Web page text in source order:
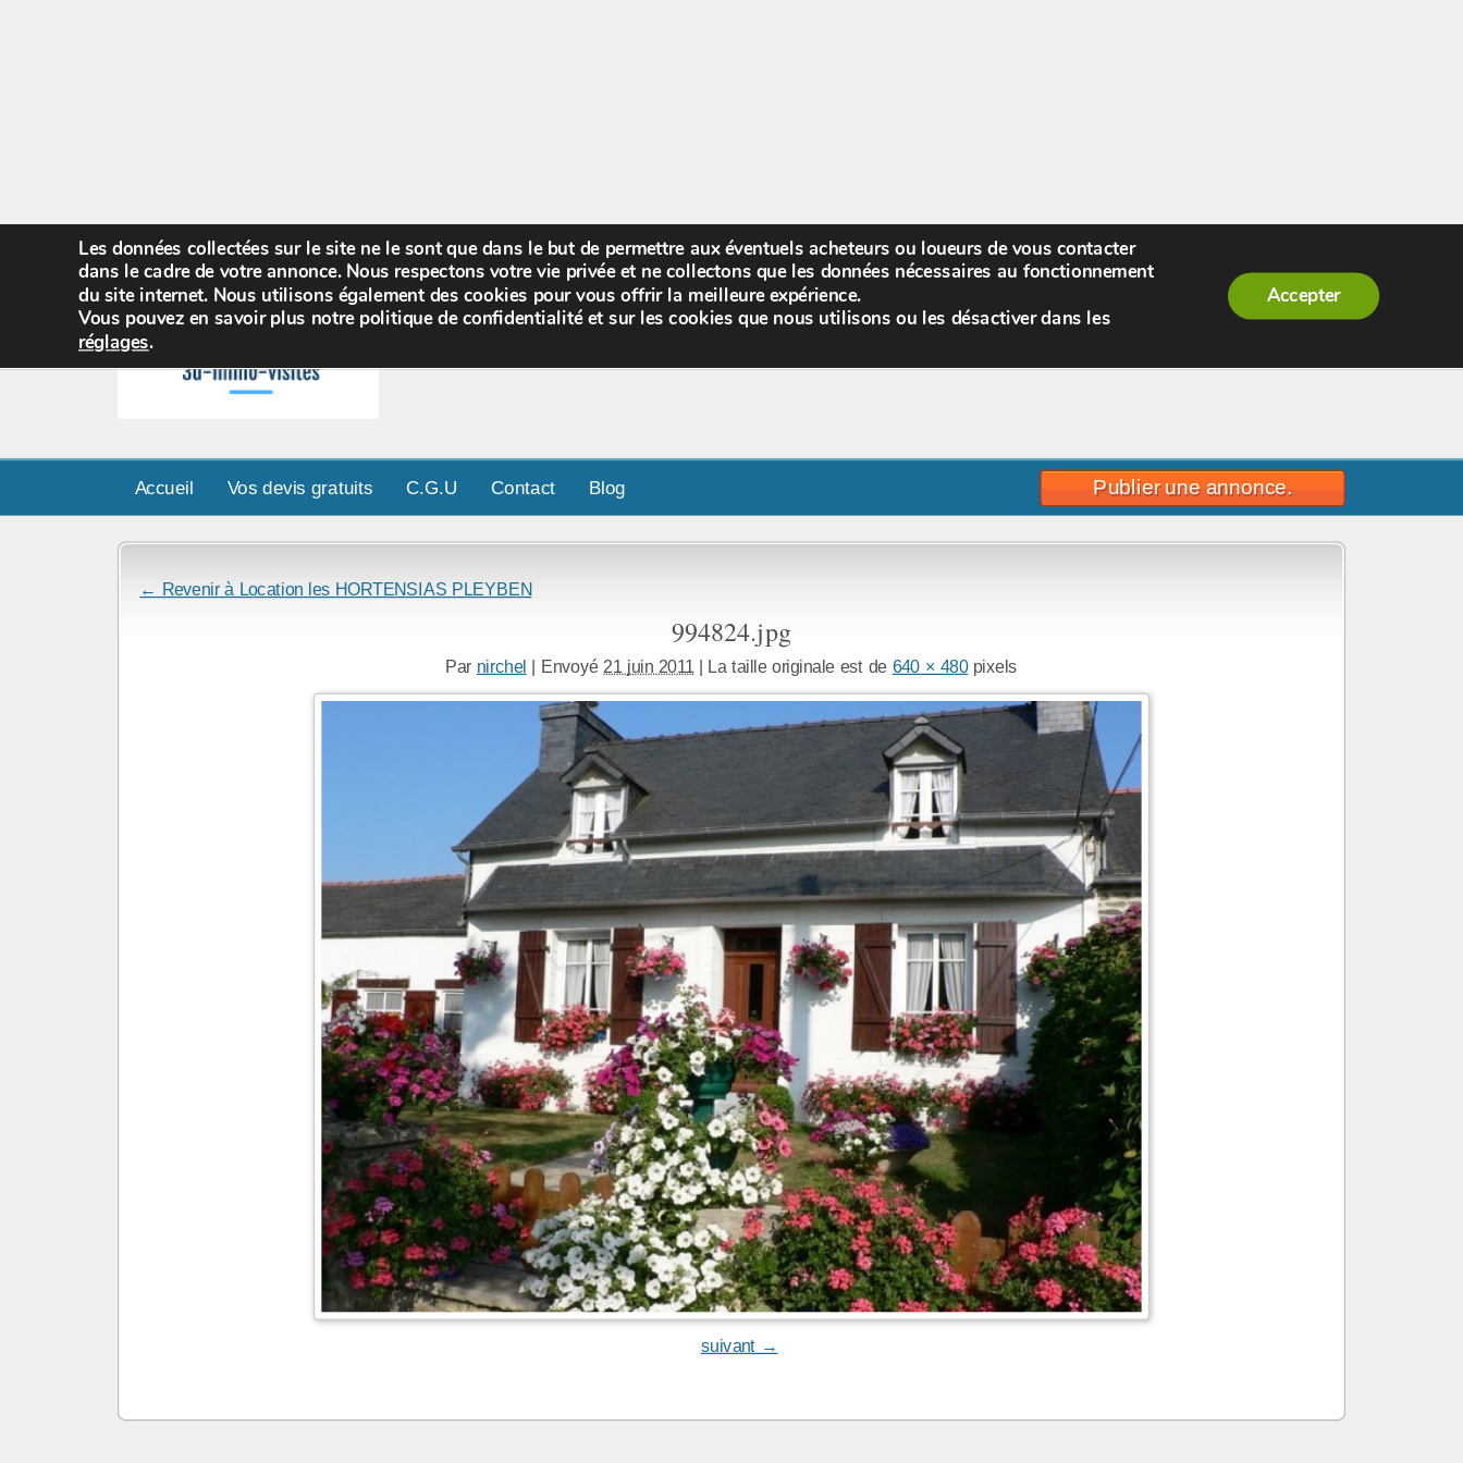
Bienvenue,visiteur ![S'enregistrer
Publier une annonce.
Accueil Vos devis gratuits C.G.U Contact Blog
← Revenir à Location les HORTENSIAS PLEYBEN
994824.jpg
Par nirchel | Envoyé 21 juin 2011 | La taille originale est de 640 × 480pixels
suivant →
Les données collectées sur le site ne le sont que dans le but de permettre aux éventuels acheteurs ou loueurs de vous contacter
dans le cadre de votre annonce. Nous respectons votre vie privée et ne collectons que les données nécessaires au fonctionnement
du site internet. Nous utilisons également des cookies pour vous offrir la meilleure expérience.
Vous pouvez en savoir plus notre politique de confidentialité et sur les cookies que nous utilisons ou les désactiver dans les
réglages.
Accepter